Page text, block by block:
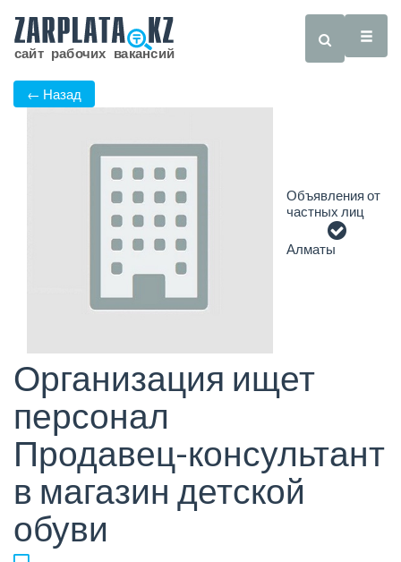
← Назад
Объявления от
частных лиц
Алматы
Организация ищет
персонал
Продавец-консультант
в магазин детской
обуви